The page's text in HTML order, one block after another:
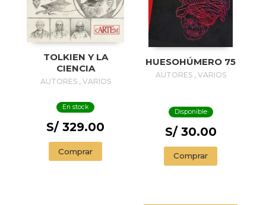
TOLKIEN Y LA
CIENCIA
AUTORES , VARIOS
En stock
S/ 329.00
Comprar
HUESOHÚMERO 75
AUTORES , VARIOS
Disponible
S/ 30.00
Comprar